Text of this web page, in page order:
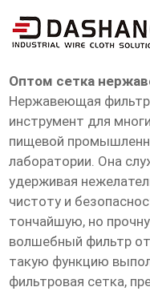
оптом сетка
фильтровая
Оптом сетка
Нержавеющая
инструмент для
пищевой
лаборатории. Она
удерживая
чистоту и
тончайшую, но
волшебный фильтр
такую функцию
фильтровая сетка,